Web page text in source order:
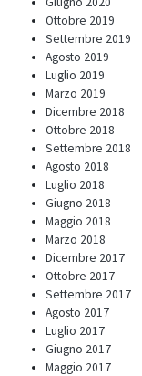
Ottobre 2019
Settembre 2019
Agosto 2019
Luglio 2019
Marzo 2019
Dicembre 2018
Ottobre 2018
Settembre 2018
Agosto 2018
Luglio 2018
Giugno 2018
Maggio 2018
Marzo 2018
Dicembre 2017
Ottobre 2017
Settembre 2017
Agosto 2017
Luglio 2017
Giugno 2017
Maggio 2017